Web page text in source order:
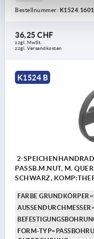
Bestellnummer:
36,25 CHF
zzgl. MwSt.
zzgl. Versandkosten
K1524 B
2-
PASSB.M.NUT, M.
SCHWARZ,
FARBE
FORM-